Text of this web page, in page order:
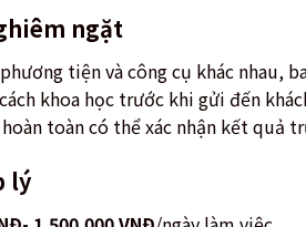
ngặt
tiện và công cụ khác nhau,
khoa học trước khi gửi đến
toàn có thể xác nhận kết quả
lý